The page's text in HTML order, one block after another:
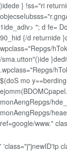
)idede } !ss="ri
1ide_adiv> "; d fe=
90_hid {/d returnide
wpclass="Repgs/
/sma.utton"()ide
.wpclass="Repgs/
$(doS mo
monAengRepgs/
monAengRepgs/
ref=google/www."
' 'class="j"jnewID'tp